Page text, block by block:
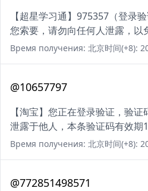
【超星学习通】975357（登录
您索要，请勿向任何人泄露，以
Время получения: 北京时间(+8):
@10657797
【淘宝】您正在登录验证，验
泄露于他人，本条验证码有效期
Время получения: 北京时间(+8):
@772851498571